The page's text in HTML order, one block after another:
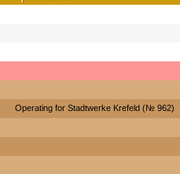
Operating for Stadtwerke Krefeld (№ 962)